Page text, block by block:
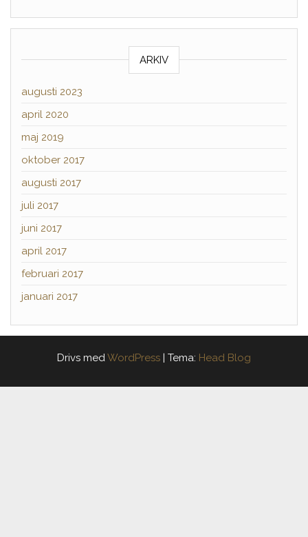
ARKIV
augusti 2023
april 2020
maj 2019
oktober 2017
augusti 2017
juli 2017
juni 2017
april 2017
februari 2017
januari 2017
Drivs medWordPress | Tema: Head Blog